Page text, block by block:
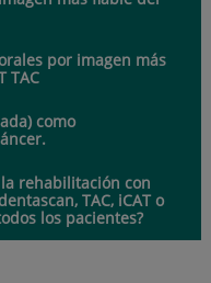
por imagen más
TAC
como
rehabilitación con
TAC, iCAT o
los pacientes?